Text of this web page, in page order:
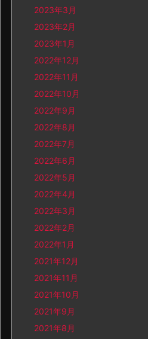
2023年3月
2023年2月
2023年1月
2022年12月
2022年11月
2022年10月
2022年9月
2022年8月
2022年7月
2022年6月
2022年5月
2022年4月
2022年3月
2022年2月
2022年1月
2021年12月
2021年11月
2021年10月
2021年9月
2021年8月